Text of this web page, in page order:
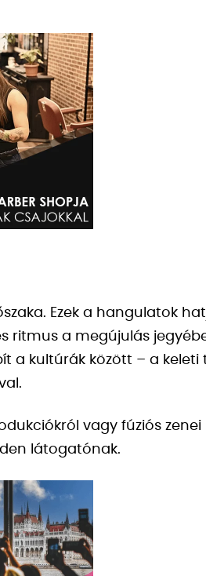
Ezek a hangulatok
ritmus a megújulás
a kultúrák között – a keleti
vagy fúziós zenei
látogatónak.